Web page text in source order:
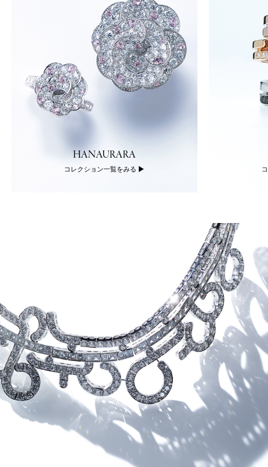
HANAURARA
コレクション一覧をみる